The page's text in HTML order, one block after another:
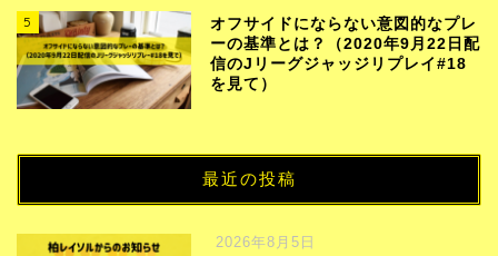
5
オフサイドにならない意図的なプレ
ーの基準とは？（2020年9月22日配
信のJリーグジャッジリプレイ#18
を見て）
最近の投稿
2026年8月5日